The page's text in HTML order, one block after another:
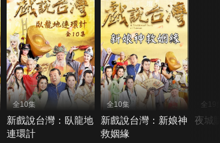
全10集
新戲說台灣：臥龍地
連環計
全10集
新戲說台灣：新娘神
救姻緣
全19
夜城